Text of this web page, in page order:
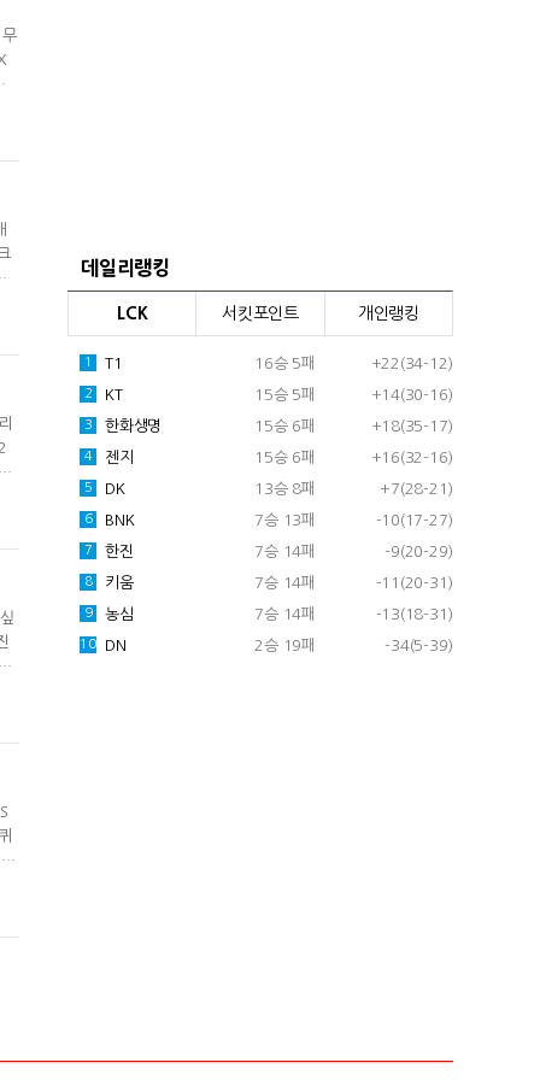
데일리랭킹
LCK 서킷포인트 개인랭킹
1 T1 16승 5패 +22(34-12)
2 KT 15승 5패 +14(30-16)
3 한화생명 15승 6패 +18(35-17)
4 젠지 15승 6패 +16(32-16)
5 DK 13승 8패 +7(28-21)
6 BNK 7승 13패 -10(17-27)
7 한진 7승 14패 -9(20-29)
8 키움 7승 14패 -11(20-31)
9 농심 7승 14패 -13(18-31)
10 DN 2승 19패 -34(5-39)